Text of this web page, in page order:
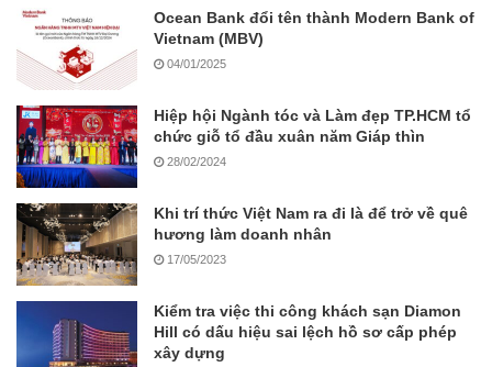
Ocean Bank đổi tên thành Modern Bank of
Vietnam (MBV)
04/01/2025
Hiệp hội Ngành tóc và Làm đẹp TP.HCM tổ
chức giỗ tổ đầu xuân năm Giáp thìn
28/02/2024
Khi trí thức Việt Nam ra đi là để trở về quê
hương làm doanh nhân
17/05/2023
Kiểm tra việc thi công khách sạn Diamon
Hill có dấu hiệu sai lệch hồ sơ cấp phép
xây dựng